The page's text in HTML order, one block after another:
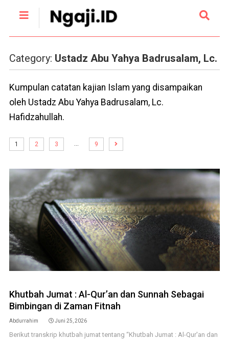
Category: Ustadz Abu Yahya Badrusalam, Lc.
Kumpulan catatan kajian Islam yang disampaikan
oleh Ustadz Abu Yahya Badrusalam, Lc.
Hafidzahullah.
1 2 3 … 9
Khutbah Jumat : Al-Qur’an dan Sunnah Sebagai
Bimbingan di Zaman Fitnah
Abdurrahim Juni 25, 2026
Berikut transkrip khutbah jumat tentang “Khutbah Jumat : Al-Qur'an dan